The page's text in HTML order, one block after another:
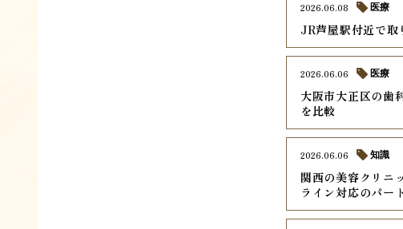
JR芦屋駅付近で取
2026.06.08 医療
大阪市大正区の歯
を比較
2026.06.06 医療
関西の美容クリニ
ライン対応のパー
2026.06.06 知識